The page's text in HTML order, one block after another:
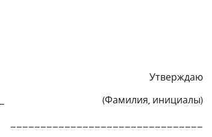
Утверждаю
(Фамилия, инициалы)